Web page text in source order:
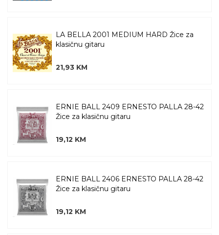
LA BELLA 2001 MEDIUM HARD Žice za
klasičnu gitaru
21,93 KM
ERNIE BALL 2409 ERNESTO PALLA 28-42
Žice za klasičnu gitaru
19,12 KM
ERNIE BALL 2406 ERNESTO PALLA 28-42
Žice za klasičnu gitaru
19,12 KM